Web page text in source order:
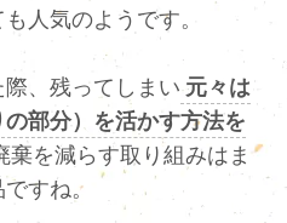
人気のようです。
、残ってしまい 元々は
部分）を活かす方法を
棄を減らす取り組みはま
すね。